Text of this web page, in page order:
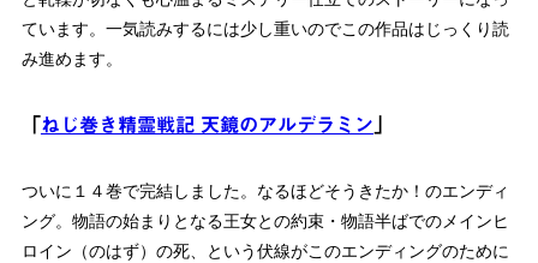
ています。一気読みするには少し重いのでこの作品はじっくり読
み進めます。
ねじ巻き精霊戦記 天鏡のアルデラミン
ついに１４巻で完結しました。なるほどそうきたか！のエンディ
ング。物語の始まりとなる王女との約束・物語半ばでのメインヒ
ロイン（のはず）の死、という伏線がこのエンディングのために